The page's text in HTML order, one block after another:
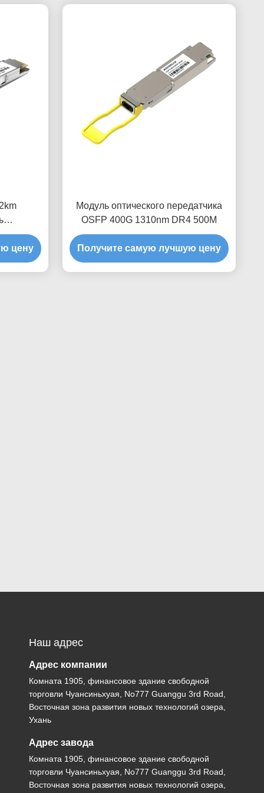
цену
Модуль оптического передатчика
OSFP 400G 1310nm DR4 500M
Получите самую лучшую цену
Наш адрес
Адрес компании
Комната 1905, финансовое здание свободной
торговли Чуансиньхуая, No777 Guanggu 3rd Road,
Восточная зона развития новых технологий озера,
Ухань
Адрес завода
Комната 1905, финансовое здание свободной
торговли Чуансиньхуая, No777 Guanggu 3rd Road,
Восточная зона развития новых технологий озера,